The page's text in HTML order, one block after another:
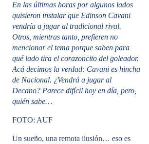
En las últimas horas por algunos lados
quisieron instalar que Edinson Cavani
vendría a jugar al tradicional rival.
Otros, mientras tanto, prefieren no
mencionar el tema porque saben para
qué lado tira el corazoncito del goleador.
Acá decimos la verdad: Cavani es hincha
de Nacional. ¿Vendrá a jugar al
Decano? Parece difícil hoy en día, pero,
quién sabe…
FOTO: AUF
Un sueño, una remota ilusión… eso es